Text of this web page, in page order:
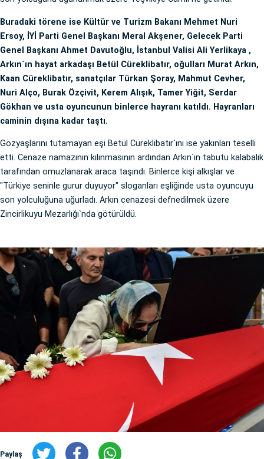
Buradaki törene ise Kültür ve Turizm Bakanı Mehmet Nuri
Ersoy, İYİ Parti Genel Başkanı Meral Akşener, Gelecek Parti
Genel Başkanı Ahmet Davutoğlu, İstanbul Valisi Ali Yerlikaya ,
Arkın`ın hayat arkadaşı Betül Cüreklibatır, oğulları Murat Arkın,
Kaan Cüreklibatır, sanatçılar Türkan Şoray, Mahmut Cevher,
Nuri Alço, Burak Özçivit, Kerem Alışık, Tamer Yiğit, Serdar
Gökhan ve usta oyuncunun binlerce hayranı katıldı. Hayranları
caminin dışına kadar taştı.
Gözyaşlarını tutamayan eşi Betül Cüreklibatır`ını ise yakınları teselli
etti. Cenaze namazının kılınmasının ardından Arkın`ın tabutu kalabalık
tarafından omuzlanarak araca taşındı. Binlerce kişi alkışlar ve
"Türkiye seninle gurur duyuyor" sloganları eşliğinde usta oyuncuyu
son yolculuğuna uğurladı. Arkın cenazesi defnedilmek üzere
Zincirlikuyu Mezarlığı`nda götürüldü.
Paylaş